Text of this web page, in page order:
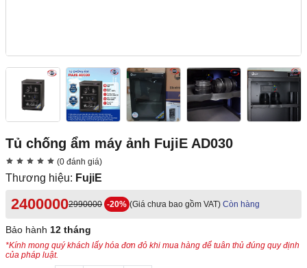
Tủ chống ẩm máy ảnh FujiE AD030
(0 đánh giá)
Thương hiệu: FujiE
24000002990000 -20% (Giá chưa bao gồm VAT) Còn hàng
Bảo hành 12 tháng
*Kính mong quý khách lấy hóa đơn đỏ khi mua hàng để tuân thủ đúng quy định
của pháp luật.